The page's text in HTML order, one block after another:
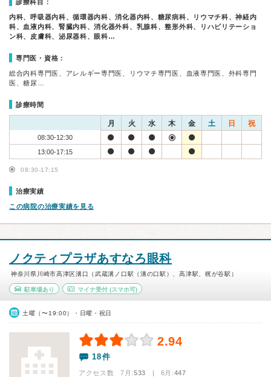
診療科目：
内科、呼吸器内科、循環器内科、消化器内科、糖尿病科、リウマチ科、神経内
科、血液内科、腎臓内科、消化器外科、乳腺科、整形外科、リハビリテーショ
ン科、皮膚科、泌尿器科、眼科…
専門医・資格：
総合内科専門医、アレルギー専門医、リウマチ専門医、血液専門医、外科専門
医、糖尿…
診療時間
月 火 水 木 金 土 日 祝
08:30-12:30
13:00-17:15
08:30-17:15
治療実績
この病院の治療実績を見る
ノクティプラザあすなろ眼科
神奈川県川崎市高津区溝口（武蔵溝ノ口駅（溝の口駅）、高津駅、梶が谷駅）
駐車場あり マイナ受付(スマホ可)
土曜（〜19:00）・日曜・祝日
2.94
18件
アクセス数 7月:533 | 6月:447